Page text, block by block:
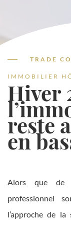
TRADE
IMMOBILIER
Hiver
reste
en
Alors que de
professionnel
l’approche de la